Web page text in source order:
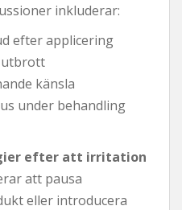
inkluderar:
efter applicering
utbrott
känsla
under behandling
efter att irritation
att pausa
eller introducera